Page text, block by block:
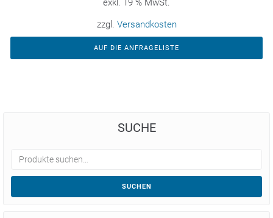
exkl. 19 % MwSt.
zzgl. Versandkosten
AUF DIE ANFRAGELISTE
SUCHE
SUCHEN